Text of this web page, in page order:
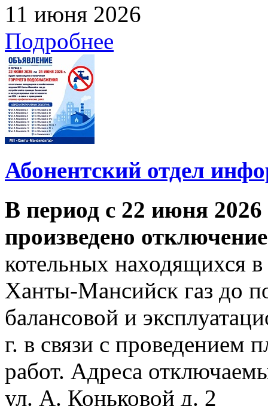
11 июня 2026
Подробнее
Абонентский отдел
В период с 22 июня 2026
произведено
котельных находящихся
Ханты-Мансийск газ до
балансовой и
г. в связи с проведением
работ. Адреса
ул. А. Коньковой д. 2